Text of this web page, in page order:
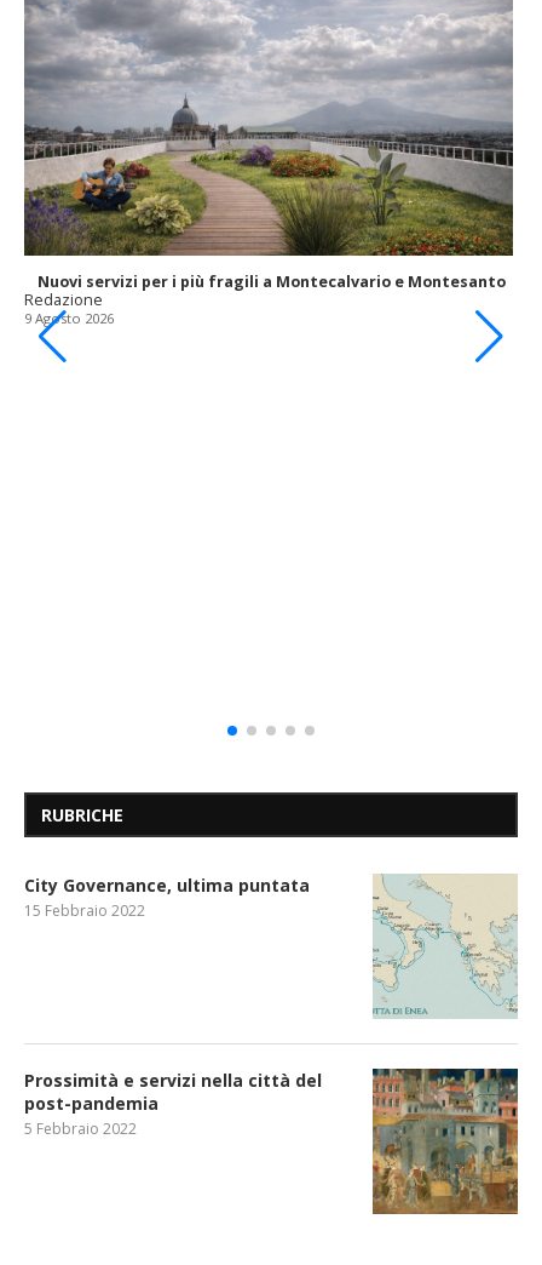
Nuovi servizi per i più fragili a Montecalvario e Montesanto
Redazione
9 Agosto 2026
RUBRICHE
City Governance, ultima puntata
15 Febbraio 2022
Prossimità e servizi nella città del
post-pandemia
5 Febbraio 2022